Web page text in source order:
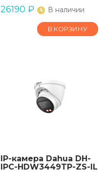
26190 ₽ В наличии
В КОРЗИНУ
IP-камера Dahua DH-
IPC-HDW3449TP-ZS-IL